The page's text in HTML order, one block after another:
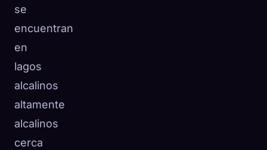
se
encuentran
en
lagos
alcalinos
altamente
alcalinos
cerca